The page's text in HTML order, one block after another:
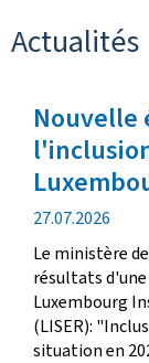
Actualités
Nouvelle
date
de
publication
27.07.2026
Le ministère
résultats
Luxembourg
(LISER):
situation en